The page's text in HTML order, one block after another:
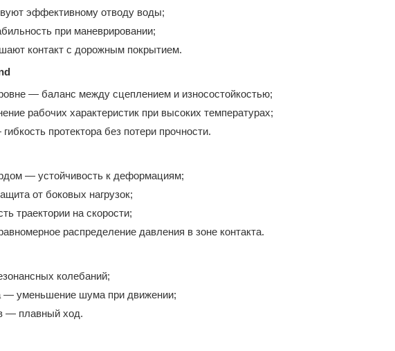
эффективному отводу воды;
при маневрировании;
контакт с дорожным покрытием.
— баланс между сцеплением и износостойкостью;
рабочих характеристик при высоких температурах;
протектора без потери прочности.
— устойчивость к деформациям;
от боковых нагрузок;
траектории на скорости;
распределение давления в зоне контакта.
колебаний;
— уменьшение шума при движении;
— плавный ход.